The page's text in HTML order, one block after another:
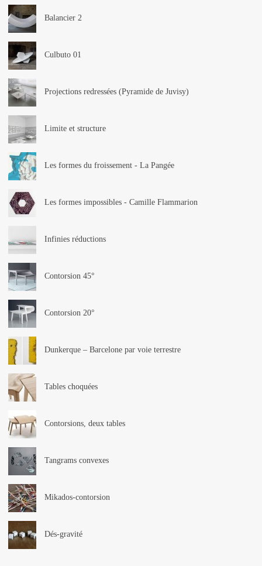
Balancier 2
Culbuto 01
Projections redressées (Pyramide de Juvisy)
Limite et structure
Les formes du froissement - La Pangée
Les formes impossibles - Camille Flammarion
Infinies réductions
Contorsion 45°
Contorsion 20°
Dunkerque – Barcelone par voie terrestre
Tables choquées
Contorsions, deux tables
Tangrams convexes
Mikados-contorsion
Dés-gravité